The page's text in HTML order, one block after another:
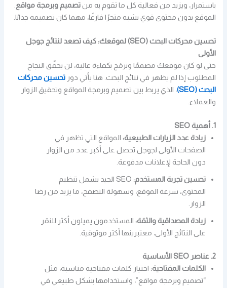
باستمرار، ويزيد من فعالية كل ما تقوم به منتصميم وبرمجة مواقع
الموقع بدون محتوى قوي يشبه متجرًا فارغًا، مهما كان تصميمه جذابًا.
تحسين محركات البحث (SEO) لموقعك: كيف تصعد لنتائج جوجل
الأولى
حتى لو كان موقعك مصممًا وبرمَج بكفاءة عالية، لن يحقّق النجاح
المطلوب إذا لم يظهر في نتائج البحث. هنا يأتي دورتحسين محركات
البحث (SEO)
، الذي يربط بين تصميم وبرمجة المواقع وتحقيق الزوار
والعملاء.
1. أهمية SEO
زيادة عدد الزيارات الطبيعية: المواقع التي تظهر في
الصفحات الأولى لجوجل تحصل على أكبر عدد من الزوار
دون الحاجة لإعلانات مدفوعة.
تحسين تجربة المستخدم:
SEO الجيد يشمل تنظيم
المحتوى، سرعة الموقع، وسهولة التصفح، ما يزيد من رضا
الزوار.
زيادة المصداقية والثقة: المستخدمون يميلون أكثر للنقر
على النتائج الأولى، معتبرينها أكثر موثوقية.
2. عناصر SEO الأساسية
الكلمات المفتاحية: اختيار كلمات مفتاحية مناسبة، مثل
“تصميم وبرمجة مواقع”، واستخدامها بشكل طبيعي في